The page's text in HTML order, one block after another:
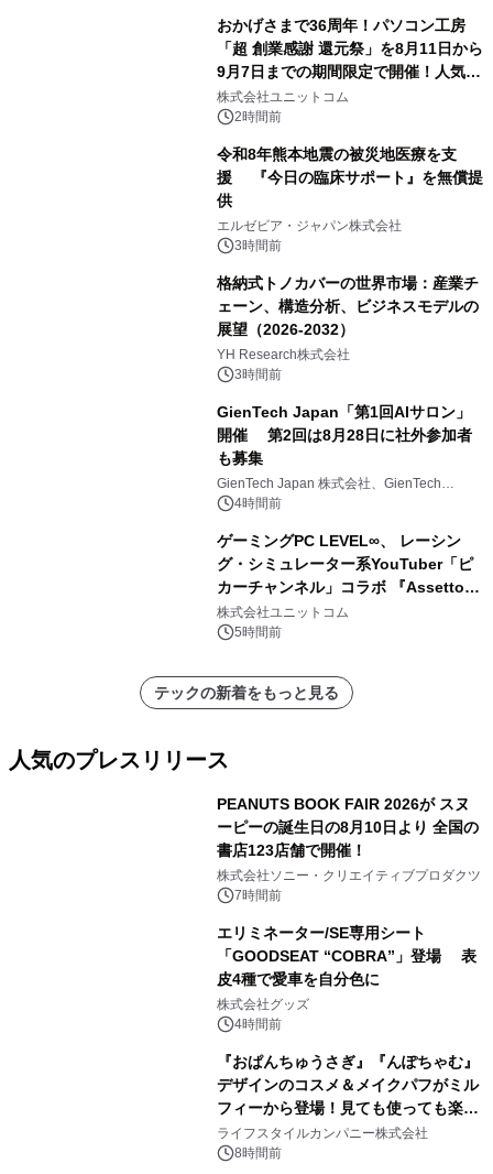
おかげさまで36周年！パソコン工房
「超 創業感謝 還元祭」を8月11日から
9月7日までの期間限定で開催！人気の
ゲーミングPCや高性能ノートPCなど
対象iiyama PCのご購入で最大3万円分
株式会社ユニットコム
2時間前
令和8年熊本地震の被災地医療を支
援 『今日の臨床サポート』を無償提
供
エルゼビア・ジャパン株式会社
3時間前
格納式トノカバーの世界市場：産業チ
ェーン、構造分析、ビジネスモデルの
展望（2026-2032）
YH Research株式会社
3時間前
GienTech Japan「第1回AIサロン」
開催 第2回は8月28日に社外参加者
も募集
GienTech Japan 株式会社、GienTech
Consulting Japan 株式会社
4時間前
ゲーミングPC LEVEL∞、 レーシン
グ・シミュレーター系YouTuber「ピ
カーチャンネル」コラボ 『Assetto
Corsa EVO』推奨パソコン販売中
株式会社ユニットコム
5時間前
テックの新着をもっと見る
人気のプレスリリース
PEANUTS BOOK FAIR 2026が スヌ
ーピーの誕生日の8月10日より 全国の
書店123店舗で開催！
株式会社ソニー・クリエイティブプロダクツ
7時間前
エリミネーター/SE専用シート
「GOODSEAT “COBRA”」登場 表
皮4種で愛車を自分色に
株式会社グッズ
4時間前
『おぱんちゅうさぎ』『んぽちゃむ』
デザインのコスメ＆メイクパフがミル
フィーから登場！見ても使っても楽し
い、ポップでキュートなコレクショ
ン。
ライフスタイルカンパニー株式会社
8時間前